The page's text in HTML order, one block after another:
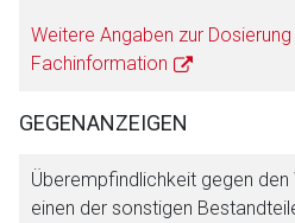
Weitere Angaben zur Dosierung
Fachinformation
GEGENANZEIGEN
Überempfindlichkeit gegen
einen der sonstigen